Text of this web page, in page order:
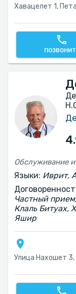
Хавацелет 1,
Языки: Иврит,
Частный
Клаль Битуах,
Яшир
Улица Нахошет